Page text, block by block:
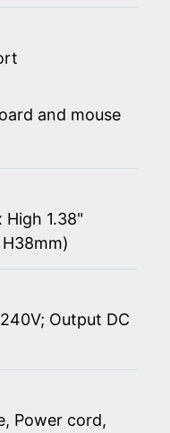
and mouse
1.38"
Output DC
Power cord,